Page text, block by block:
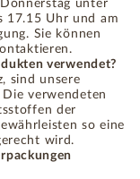
unter
17.15 Uhr und am
Sie können
verwendet?
sind unsere
verwendeten
der
so eine
wird.